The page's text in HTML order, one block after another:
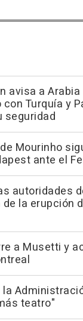
avisa a
Turquía y
seguridad
Mourinho
ante el
autoridades
la erupción
a Musetti y
la
teatro"